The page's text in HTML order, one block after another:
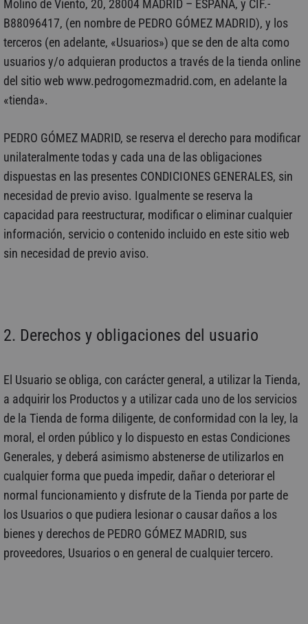
Molino de Viento, 20, 28004 MADRID – ESPAÑA, y CIF.-
B88096417, (en nombre de PEDRO GÓMEZ MADRID), y los
terceros (en adelante, «Usuarios») que se den de alta como
usuarios y/o adquieran productos a través de la tienda online
del sitio web www.pedrogomezmadrid.com, en adelante la
«tienda».
PEDRO GÓMEZ MADRID, se reserva el derecho para modificar
unilateralmente todas y cada una de las obligaciones
dispuestas en las presentes CONDICIONES GENERALES, sin
necesidad de previo aviso. Igualmente se reserva la
capacidad para reestructurar, modificar o eliminar cualquier
información, servicio o contenido incluido en este sitio web
sin necesidad de previo aviso.
2. Derechos y obligaciones del usuario
El Usuario se obliga, con carácter general, a utilizar la Tienda,
a adquirir los Productos y a utilizar cada uno de los servicios
de la Tienda de forma diligente, de conformidad con la ley, la
moral, el orden público y lo dispuesto en estas Condiciones
Generales, y deberá asimismo abstenerse de utilizarlos en
cualquier forma que pueda impedir, dañar o deteriorar el
normal funcionamiento y disfrute de la Tienda por parte de
los Usuarios o que pudiera lesionar o causar daños a los
bienes y derechos de PEDRO GÓMEZ MADRID, sus
proveedores, Usuarios o en general de cualquier tercero.